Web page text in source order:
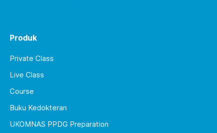
Produk
Private Class
Live Class
Course
Buku Kedokteran
UKOMNAS PPDG Preparation